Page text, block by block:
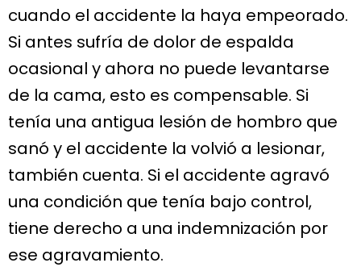
cuando el accidente la haya empeorado.
Si antes sufría de dolor de espalda
ocasional y ahora no puede levantarse
de la cama, esto es compensable. Si
tenía una antigua lesión de hombro que
sanó y el accidente la volvió a lesionar,
también cuenta. Si el accidente agravó
una condición que tenía bajo control,
tiene derecho a una indemnización por
ese agravamiento.